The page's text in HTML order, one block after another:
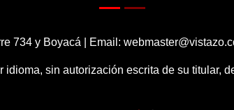
734 y Boyacá | Email:
sin autorización escrita de su titular,